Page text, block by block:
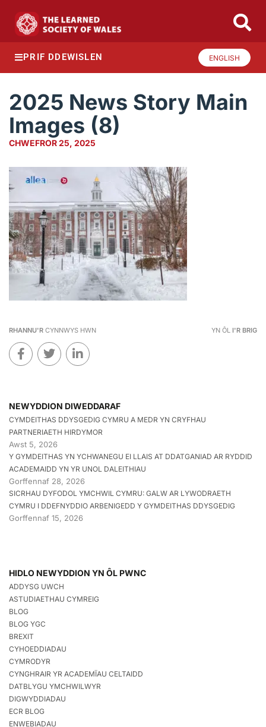
PRIF DDEWISLEN ENGLISH
2025 News Story Main
Images (8)
CHWEFROR 25, 2025
RHANNU'R CYNNWYS HWN YN ÔL I'R BRIG
NEWYDDION DIWEDDARAF
CYMDEITHAS DDYSGEDIG CYMRU A MEDR YN CRYFHAU
PARTNERIAETH HIRDYMOR
Awst 5, 2026
Y GYMDEITHAS YN YCHWANEGU EI LLAIS AT DDATGANIAD AR RYDDID
ACADEMAIDD YN YR UNOL DALEITHIAU
Gorffennaf 28, 2026
SICRHAU DYFODOL YMCHWIL CYMRU: GALW AR LYWODRAETH
CYMRU I DDEFNYDDIO ARBENIGEDD Y GYMDEITHAS DDYSGEDIG
Gorffennaf 15, 2026
HIDLO NEWYDDION YN ÔL PWNC
ADDYSG UWCH
ASTUDIAETHAU CYMREIG
BLOG
BLOG YGC
BREXIT
CYHOEDDIADAU
CYMRODYR
CYNGHRAIR YR ACADEMÏAU CELTAIDD
DATBLYGU YMCHWILWYR
DIGWYDDIADAU
ECR BLOG
ENWEBIADAU